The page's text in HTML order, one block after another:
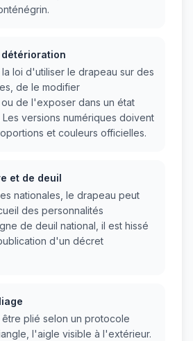
loi d'utiliser le drapeau sur des
de le modifier
de l'exposer dans un état
versions numériques doivent
et couleurs officielles.
et de deuil
nationales, le drapeau peut
des personnalités
de deuil national, il est hissé
d'un décret
plié selon un protocole
l'aigle visible à l'extérieur.